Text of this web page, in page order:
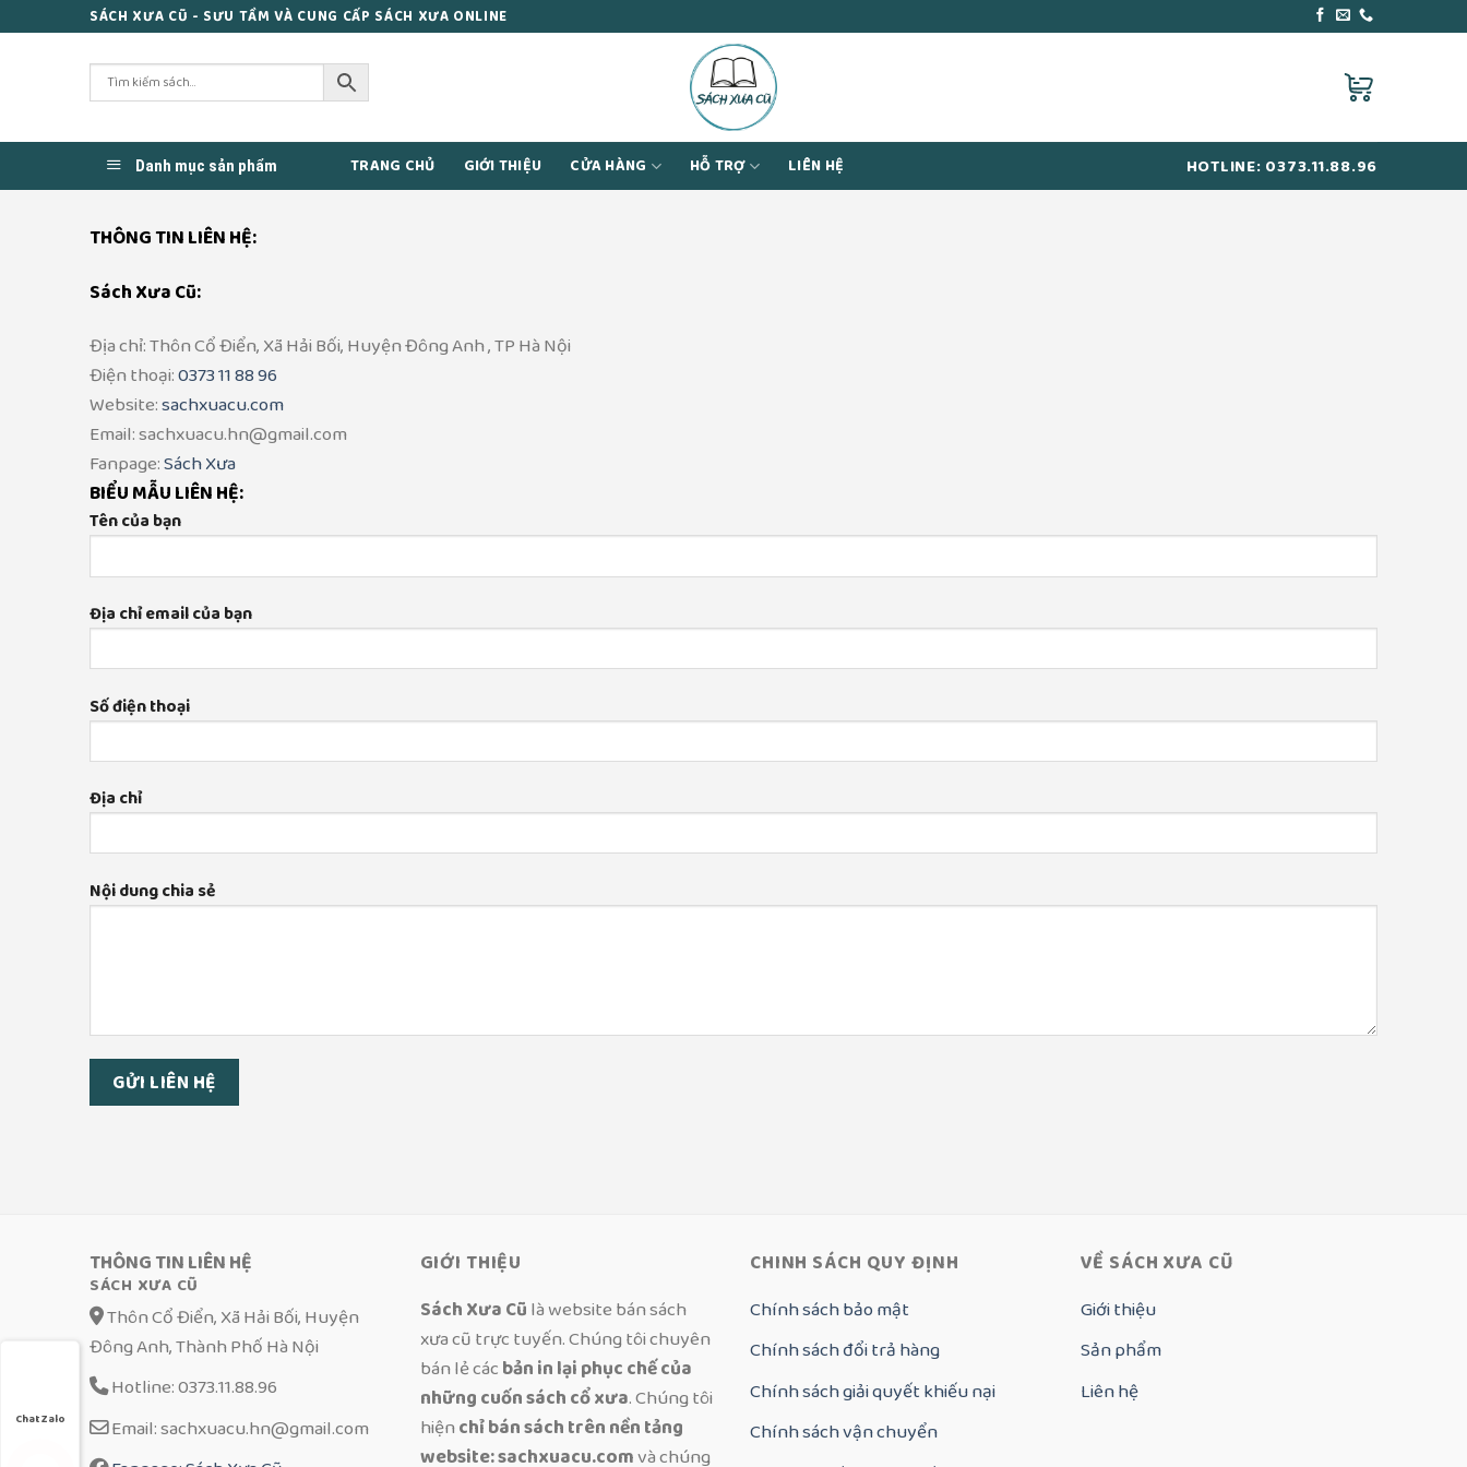
SÁCH XƯA CŨ - SƯU TẦM VÀ CUNG CẤP SÁCH XƯA ONLINE
Danh mục sản phẩm TRANG CHỦ GIỚI THIỆU CỬA HÀNG HỖ TRỢ LIÊN HỆ HOTLINE: 0373.11.88.96
THÔNG TIN LIÊN HỆ:
Sách Xưa Cũ:
Địa chỉ: Thôn Cổ Điển, Xã Hải Bối, Huyện Đông Anh , TP Hà Nội
Điện thoại:0373 11 88 96
Website:sachxuacu.com
Email: sachxuacu.hn@gmail.com
Fanpage:Sách Xưa
BIỂU MẪU LIÊN HỆ:
Tên của bạn
Địa chỉ email của bạn
Số điện thoại
Địa chỉ
Nội dung chia sẻ
THÔNG TIN LIÊN HỆ
SÁCH XƯA CŨ
Thôn Cổ Điển, Xã Hải Bối, Huyện
Đông Anh, Thành Phố Hà Nội
Hotline: 0373.11.88.96
Email: sachxuacu.hn@gmail.com
GIỚI THIỆU
Sách Xưa Cũlà website bán sách
xưa cũ trực tuyến. Chúng tôi chuyên
bán lẻ cácbản in lại phục chế của
những cuốn sách cổ xưa. Chúng tôi
hiệnchỉ bán sách trên nền tảng
website: sachxuacu.comvà chúng
CHINH SÁCH QUY ĐỊNH
Chính sách bảo mật
Chính sách đổi trả hàng
Chính sách giải quyết khiếu nại
Chính sách vận chuyển
VỀ SÁCH XƯA CŨ
Giới thiệu
Sản phẩm
Liên hệ
Chat Zalo